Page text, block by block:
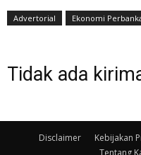
Advertorial Ekonomi
Tidak ada
Disclaimer Kebijakan
Tentang